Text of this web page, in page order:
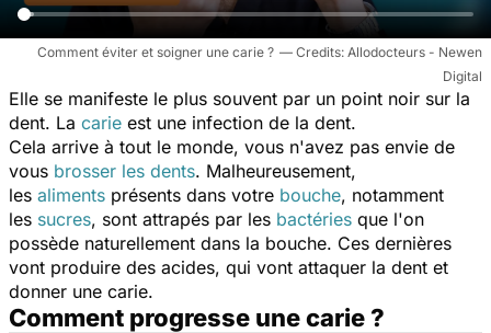
Comment éviter et soigner une carie ?
Allodocteurs - Newen
Digital
Elle se manifeste le plus souvent par un point noir sur la
dent. La carie est une infection de la dent.
Cela arrive à tout le monde, vous n'avez pas envie de
vous brosser les dents. Malheureusement,
les aliments présents dans votre bouche, notamment
les sucres, sont attrapés par les bactéries que l'on
possède naturellement dans la bouche. Ces dernières
vont produire des acides, qui vont attaquer la dent et
donner une carie.
Comment progresse une carie ?